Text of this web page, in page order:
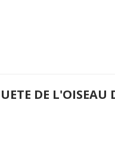
DE L'OISEAU